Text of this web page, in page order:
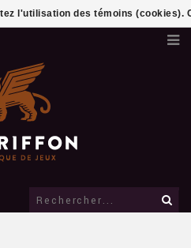
l'utilisation des témoins